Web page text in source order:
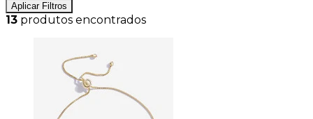
Aplicar Filtros
13 produtos encontrados